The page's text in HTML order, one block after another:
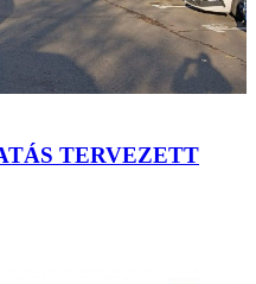
TERVEZETT